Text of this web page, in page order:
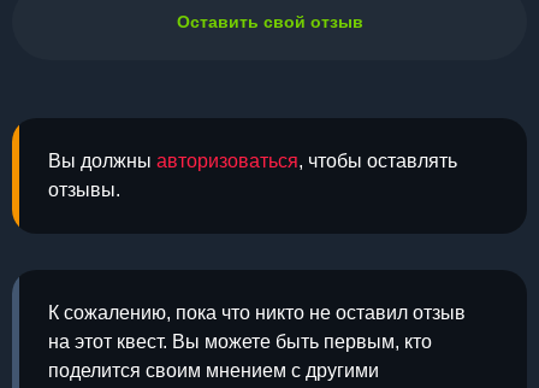
Вы должны авторизоваться, чтобы оставлять
отзывы.
К сожалению, пока что никто не оставил отзыв
на этот квест. Вы можете быть первым, кто
поделится своим мнением с другими
Оставить свой отзыв